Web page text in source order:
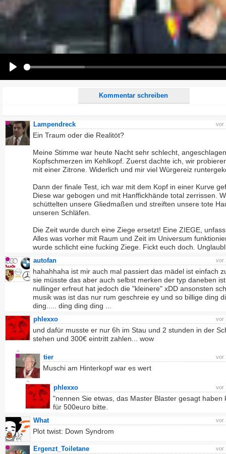
Kommentar schreiben
Alle HTML-Tags außer <br>, <strike> und <i> werden aus Deinem Kommentar entfernt.
URLs werden automatisch umgewandelt. Bitte verwende "www." oder "http://" in URLs
Ich möchte eine E-Mail, wenn auf dieser Seite weitere Kommentare erscheinen.
vor
Lampendreck
Ein Traum oder die Realitöt?
Meine Stimme war heute Nacht sehr schlecht,
Kopfschmerzen im Kehlkopf. Zuerst dachte ich, wir
mit einer Zitrone. Widerlich und mir viel Würgereiz
Dann der finale Test, ich war mit dem Kopf in einer Kurve
Diese war gebogen und mit Hanffickhände total zerrissen.
schüttelten unsere Gliedmaßen und streiften unsere tote
unseren Schläfen.
Die Zeit wurde durch eine Ziege ersetzt! Eine ZIEGE,
Alles was vorher mit Raum und Zeit im Universum
wurde schlicht eine fucking Ziege. Fickt euch doch.
vor
autofan
hahahhaha ist mir auch mal passiert das mädel ist einfach
sie müsste das aber auch selbst merken der typ daneben
nullinger erfreut hat jedoch die "kleinere" xDD ansonsten
musik was ist das nur rum geschreie ey und so billige ding
ding..... ding ding ding ...
vor
phlexxo
und dafür musste er nur 6h im Stau und 2 stunden in der
stehen und 300€ eintritt zahlen... wow
vor
tier
Muschi am Hinterkopf war es wert
vor
phlexxo
"nennen Sie etwas, das Master Blaster gesagt haben
für 500euro bitte.
vor
What
Plot twist: Down Syndrom
vor
Ergenzt_Toiletane